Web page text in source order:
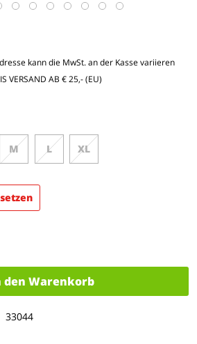
kann die MwSt. an der Kasse variieren
VERSAND AB € 25,- (EU)
M L XL
den Warenkorb
33044